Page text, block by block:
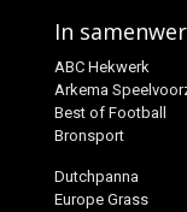
In
ABC Hekwerk
Arkema
Best of Football
Bronsport
Dutchpanna
Europe Grass